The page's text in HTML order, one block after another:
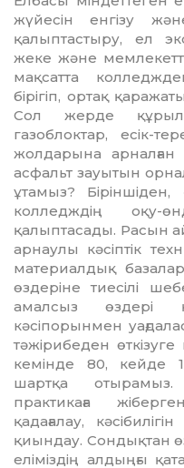
жүйесін енгізу
қалыптастыру, ел
жеке және
мақсатта
бірігіп, ортақ
Сол жерде
газоблоктар, есік-
жолдарына арналған
асфальт зауы­тын
ұта­мыз? Біріншіден,
колледждің оқу-
қалыптасады. Расын
арнаулы кәсіптік
материалдық
өзде­ріне тиесілі
амалсыз өздері
кәсіпорынмен
тәжірибеден
кемінде 80, кейде
шартқа отырамыз.
практикаға
қадағалау,
қиындау. Сондықтан
еліміздің алдыңғы